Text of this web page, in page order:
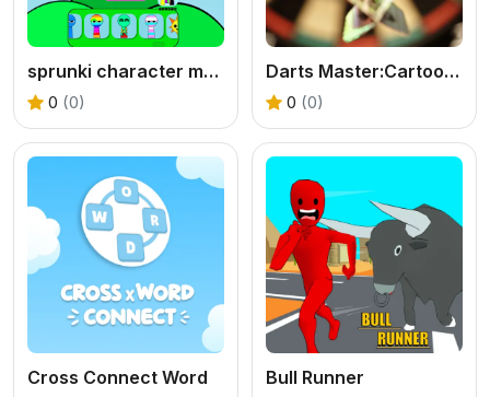
sprunki character maker OC
0 (0)
Darts Master:Cartoon 3D
0 (0)
Cross Connect Word Bull Runner